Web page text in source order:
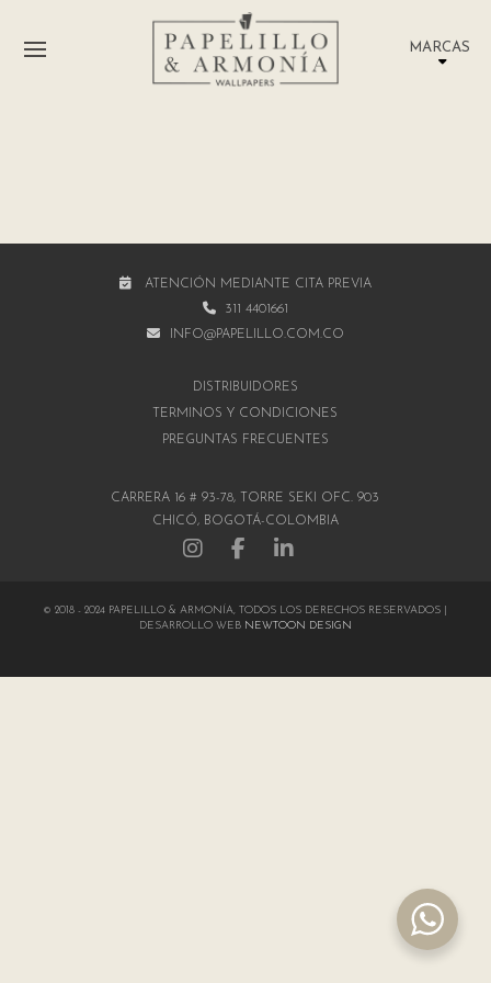
MARCAS
ATENCIÓN MEDIANTE CITA PREVIA
311 4401661
INFO@PAPELILLO.COM.CO
DISTRIBUIDORES
TÉRMINOS Y CONDICIONES
PREGUNTAS FRECUENTES
CARRERA 16 # 93-78, TORRE SEKI OFC. 903
CHICÓ, BOGOTÁ-COLOMBIA
© 2018 - 2024 PAPELILLO & ARMONÍA, TODOS LOS DERECHOS RESERVADOS |
DESARROLLO WEB NEWTOON DESIGN